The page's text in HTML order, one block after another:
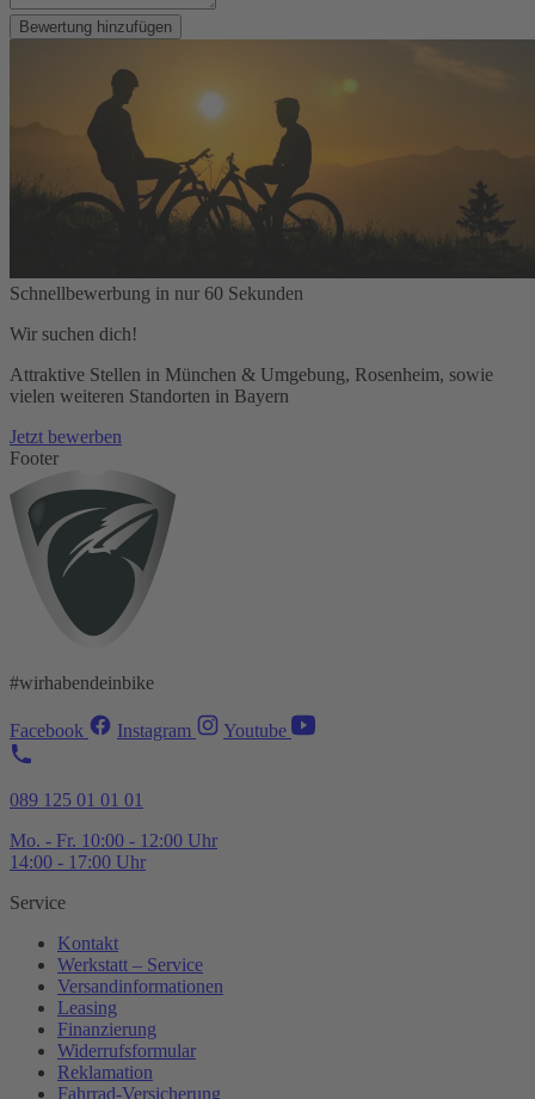
Bewertung hinzufügen
Schnellbewerbung in nur 60 Sekunden
Wir suchen dich!
Attraktive Stellen in München & Umgebung, Rosenheim, sowie
vielen weiteren Standorten in Bayern
Jetzt bewerben
Footer
#wirhabendeinbike
Facebook Instagram Youtube
089 125 01 01 01
Mo. - Fr. 10:00 - 12:00 Uhr
14:00 - 17:00 Uhr
Service
Kontakt
Werkstatt – Service
Versandinformationen
Leasing
Finanzierung
Widerrufsformular
Reklamation
Fahrrad-Versicherung